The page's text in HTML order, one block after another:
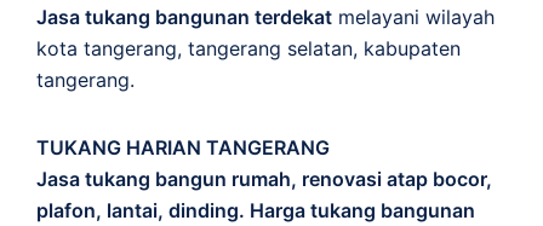
Jasa tukang bangunan terdekat melayani wilayah
kota tangerang, tangerang selatan, kabupaten
tangerang.
TUKANG HARIAN TANGERANG
Jasa tukang bangun rumah, renovasi atap bocor,
plafon, lantai, dinding. Harga tukang bangunan